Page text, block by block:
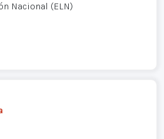
Nacional (ELN)